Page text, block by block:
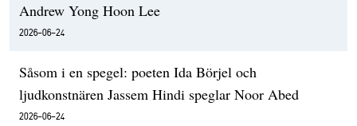
Andrew Yong Hoon Lee
2026-06-24
Såsom i en spegel: poeten Ida Börjel och
ljudkonstnären Jassem Hindi speglar Noor Abed
2026-06-24